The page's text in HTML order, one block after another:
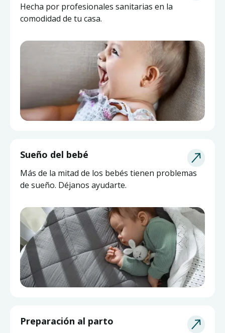
Hecha por profesionales sanitarias en la
comodidad de tu casa.
Asesoría de Lactancia
Preparación al parto
Sueño del bebé
Más de la mitad de los bebés tienen problemas
de sueño. Déjanos ayudarte.